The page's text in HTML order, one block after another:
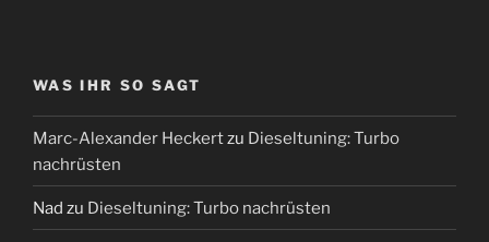
WAS IHR SO SAGT
Marc-Alexander Heckertzu Dieseltuning: Turbo
nachrüsten
Nad zu Dieseltuning: Turbo nachrüsten